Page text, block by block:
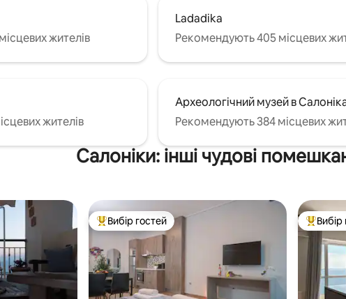
жителів
Ladadika
Рекомендують 405 місцевих
жителів
Археологічний музей в
Рекомендують 384 місцевих
Салоніки: інші чудові
Топ вибір гостей
Вибір гостей ТопВибір